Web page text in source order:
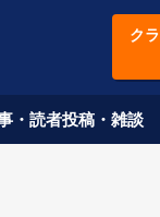
ク
・読者投稿・雑談